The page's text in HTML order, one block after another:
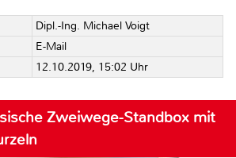
Dipl.-Ing. Michael Voigt
E-Mail
12.10.2019, 15:02 Uhr
Zweiwege-Standbox mit